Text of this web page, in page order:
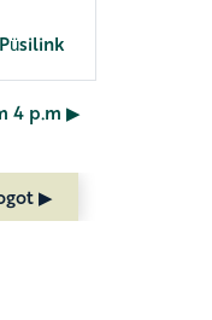
Püsilink
4 p.m ▶︎
▶︎